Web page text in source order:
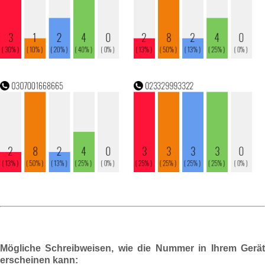
Mögliche Schreibweisen, wie die Nummer in Ihrem Gerät
erscheinen kann: